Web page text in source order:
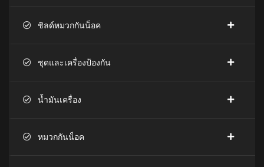
ชิลด์หมวกกันน็อค
ชุดและเครื่องป้องกัน
น้ำมันเครื่อง
หมวกกันน็อค